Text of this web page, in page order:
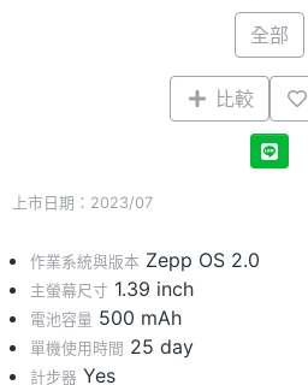
全部
比較
上市日期：2023/07
作業系統與版本 Zepp OS 2.0
主螢幕尺寸 1.39 inch
電池容量 500 mAh
單機使用時間 25 day
計步器 Yes